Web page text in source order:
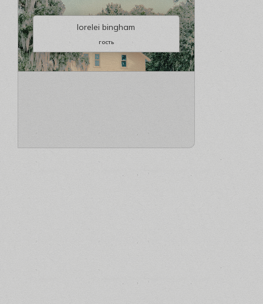
lorelei bingham
гость